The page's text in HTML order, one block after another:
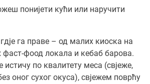
понијети кући или наручити
гд‌је га праве – од малих киоска на
фаст-фоод локала и кебаб барова.
по квалитету меса (свјеже,
оног сухог окуса), свјежем поврћу